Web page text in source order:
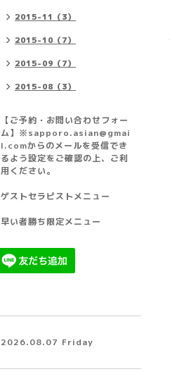
2015-11（3）
2015-10（7）
2015-09（7）
2015-08（3）
【ご予約・お問い合わせフォー
ム】※sapporo.asian@gmai
l.comからのメールを受信でき
るよう設定をご確認の上、ご利
用ください。
ゲストセラピストメニュー
早い者勝ち限定メニュー
2026.08.07 Friday